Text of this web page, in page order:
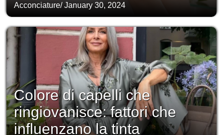
Acconciature/January 30, 2024
Colore di capelli che
ringiovanisce: fattori che
influenzano la tinta